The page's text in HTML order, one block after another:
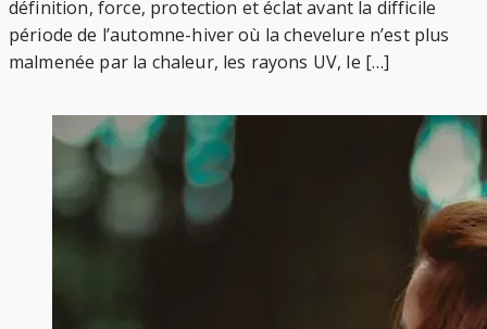
définition, force, protection et éclat avant la difficile
période de l’automne-hiver où la chevelure n’est plus
malmenée par la chaleur, les rayons UV, le […]